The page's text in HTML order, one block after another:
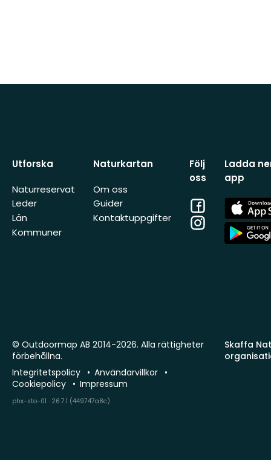
Utforska
Naturreservat
Leder
Län
Kommuner
Naturkartan
Om oss
Guider
Kontaktuppgifter
Följ
oss
Facebook
Instagram
Ladda
app
App
Store
App
Store
Skaffa
© Outdoormap AB 2014-2026. Alla rättigheter
förbehållna.
Integritetspolicy
Användarvillkor
Cookiepolicy
Impressum
phx-sto-01 · 26.7.1 (449747a8c)